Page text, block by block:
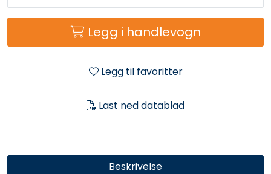
Legg i handlevogn
Legg til favoritter
Last ned datablad
Beskrivelse
Reservedeler
Ryggsprøyte